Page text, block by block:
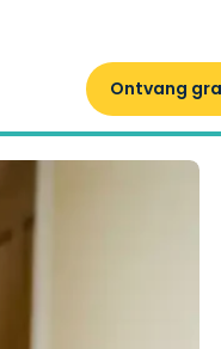
Ontvang